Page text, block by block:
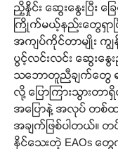
ညှိနှိုင်း ဆွေးနွေးပြီး ခ
ကြိုက်မယ့်နည်းတွေရှာပြီ
အကျပ်ကိုင်တာမျိုး ကျွ
ပွင့်လင်းလင်း ဆွေးနွေ
သဘောတူညီချက်တွေ ရ
လို့ ပြောကြားသွား
အပြောနဲ့ အလုပ် တစ်
အချက်ဖြစ်ပါတယ်။
နိုင်သေးတဲ့ EAOs တွေ